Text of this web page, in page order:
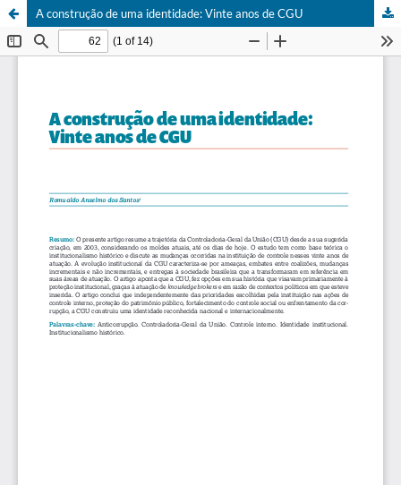
A construção de uma identidade: Vinte anos de CGU